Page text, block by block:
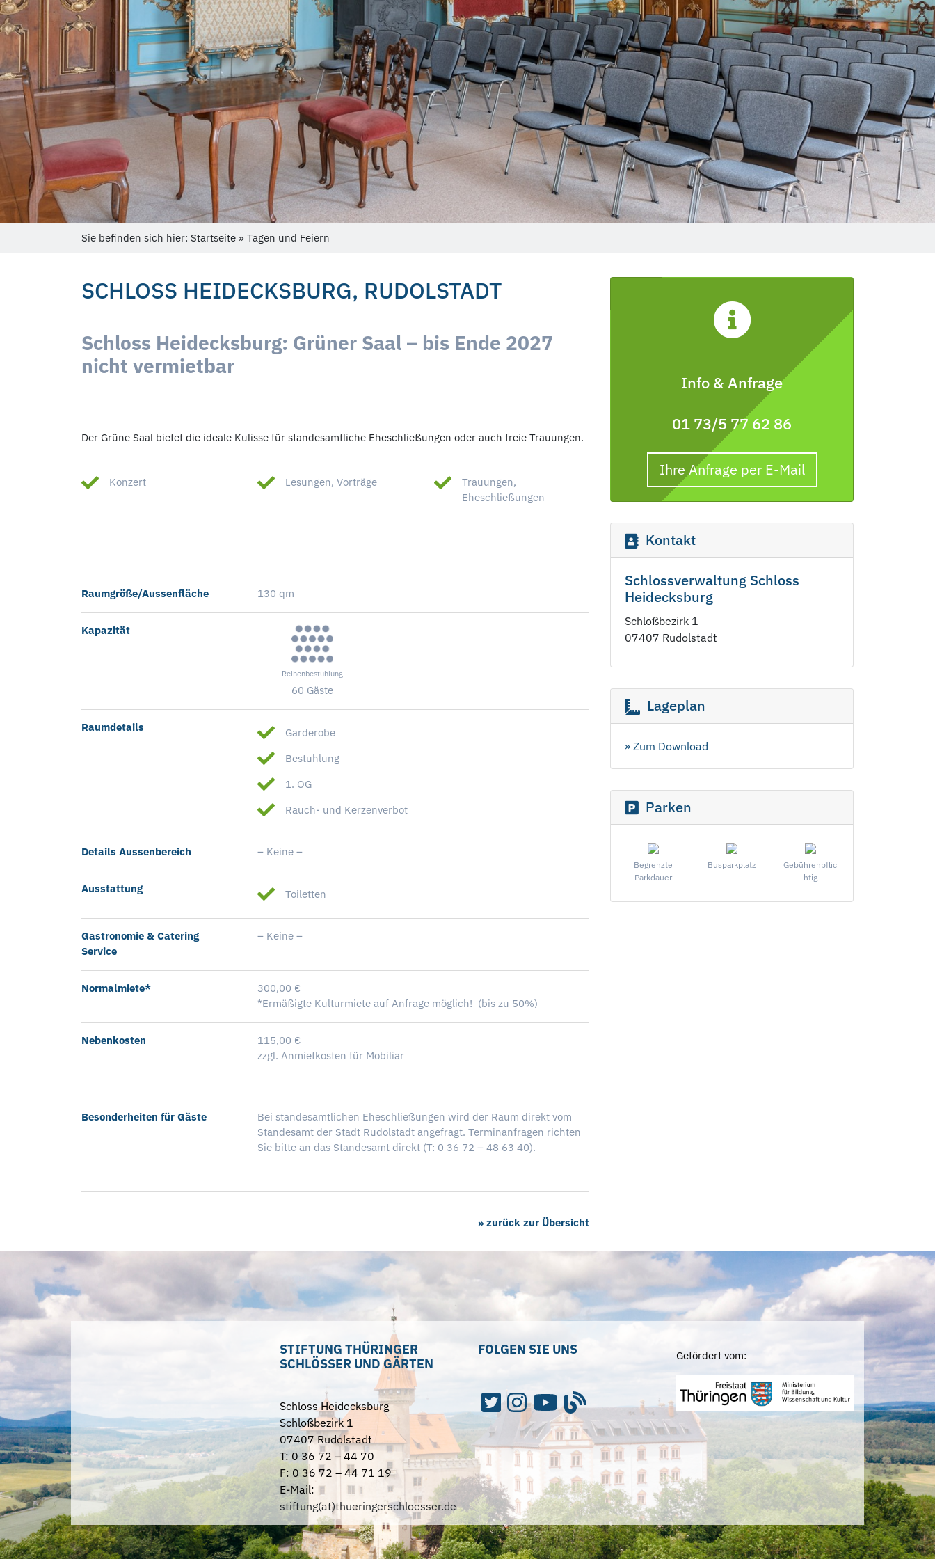
Sie befinden sich hier: Startseite » Tagen und Feiern
SCHLOSS HEIDECKSBURG, RUDOLSTADT
Schloss Heidecksburg: Grüner Saal – bis Ende 2027
nicht vermietbar
Der Grüne Saal bietet die ideale Kulisse für standesamtliche Eheschließungen oder auch freie Trauungen.
Konzert Lesungen, Vorträge
Trauungen,
Eheschließungen
Raumgröße/Aussenfläche 130 qm
Kapazität
Reihenbestuhlung
60 Gäste
Raumdetails
Garderobe
Bestuhlung
1. OG
Rauch- und Kerzenverbot
Details Aussenbereich – Keine –
Ausstattung Toiletten
Gastronomie & Catering
Service
– Keine –
Normalmiete*
300,00 €
*Ermäßigte Kulturmiete auf Anfrage möglich! (bis zu 50%)
Nebenkosten
115,00 €
zzgl. Anmietkosten für Mobiliar
Besonderheiten für Gäste
Bei standesamtlichen Eheschließungen wird der Raum direkt vom
Standesamt der Stadt Rudolstadt angefragt. Terminanfragen richten
Sie bitte an das Standesamt direkt (T: 0 36 72 – 48 63 40).
» zurück zur Übersicht
Info & Anfrage
01 73/5 77 62 86
Ihre Anfrage per E-Mail
Kontakt
Schlossverwaltung Schloss
Heidecksburg
Schloßbezirk 1
07407 Rudolstadt
Lageplan
» Zum Download
Parken
Begrenzte
Parkdauer
Busparkplatz
Gebührenpflic
htig
STIFTUNG THÜRINGER
SCHLÖSSER UND GÄRTEN
Schloss Heidecksburg
Schloßbezirk 1
07407 Rudolstadt
T: 0 36 72 – 44 70
F: 0 36 72 – 44 71 19
E-Mail:
stiftung(at)thueringerschloesser.de
FOLGEN SIE UNS Gefördert vom: